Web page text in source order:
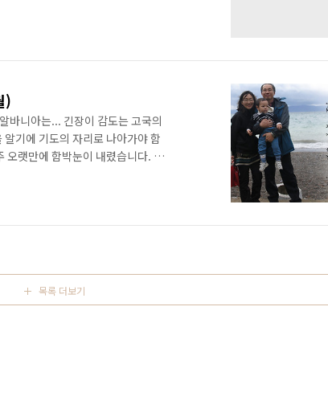
매주 만날수 있게 되었다. 가슴
" 이제 만날때마다 그녀가 먼저 "사
)
바니아는... 긴장이 감도는 고국의
기에 기도의 자리로 나아가야 함
오랫만에 함박눈이 내렸습니다. 그
늘 고난을 겪어야 합니다. 금년
다. 5년 전 작은아버지가 한 청년
목록 더보기